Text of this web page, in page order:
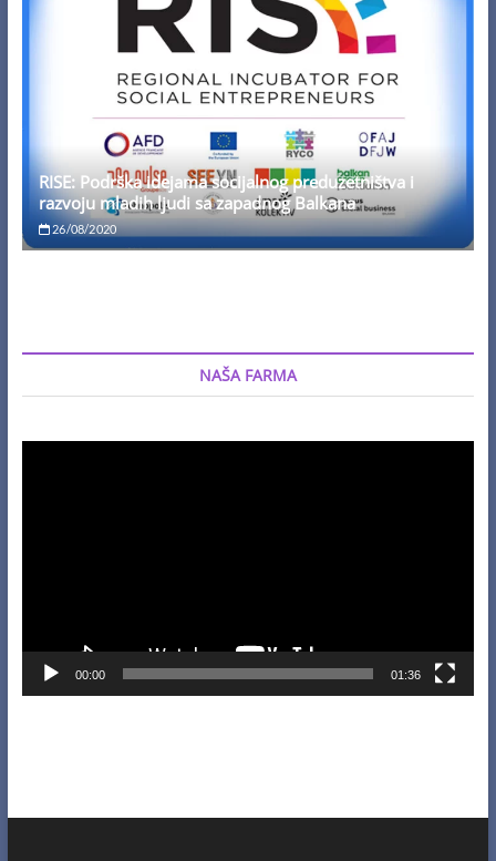
RISE: Podrška idejama socijalnog preduzetništva i
razvoju mladih ljudi sa zapadnog Balkana
26/08/2020
NAŠA FARMA
00:00 01:36